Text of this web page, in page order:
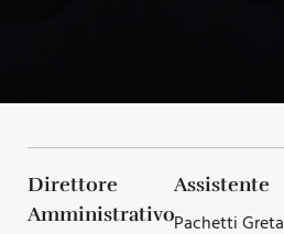
Direttore
Amministrativo
Assistente
Pachetti Greta